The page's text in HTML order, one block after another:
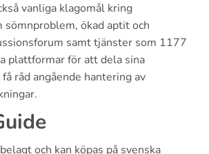
vanliga klagomål kring
sömnproblem, ökad aptit och
samt tjänster som 1177
plattformar för att dela sina
råd angående hantering av
och kan köpas på svenska